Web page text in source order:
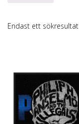
Endast ett sökresultat